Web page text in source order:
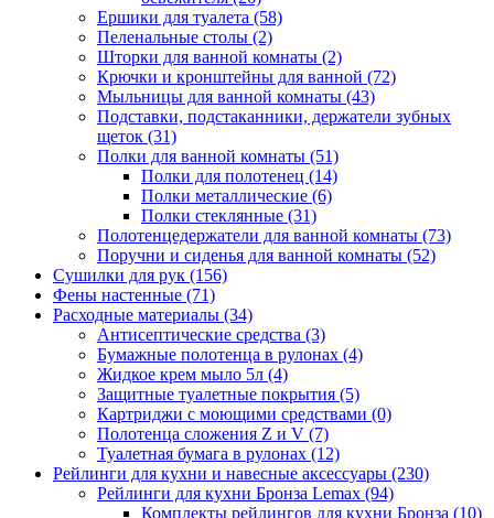
Ершики для туалета (58)
Пеленальные столы (2)
Шторки для ванной комнаты (2)
Крючки и кронштейны для ванной (72)
Мыльницы для ванной комнаты (43)
Подставки, подстаканники, держатели зубных
щеток (31)
Полки для ванной комнаты (51)
Полки для полотенец (14)
Полки металлические (6)
Полки стеклянные (31)
Полотенцедержатели для ванной комнаты (73)
Поручни и сиденья для ванной комнаты (52)
Сушилки для рук (156)
Фены настенные (71)
Расходные материалы (34)
Антисептические средства (3)
Бумажные полотенца в рулонах (4)
Жидкое крем мыло 5л (4)
Защитные туалетные покрытия (5)
Картриджи с моющими средствами (0)
Полотенца сложения Z и V (7)
Туалетная бумага в рулонах (12)
Рейлинги для кухни и навесные аксессуары (230)
Рейлинги для кухни Бронза Lemax (94)
Комплекты рейлингов для кухни Бронза (10)